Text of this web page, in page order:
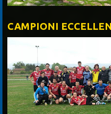
CAMPIONI